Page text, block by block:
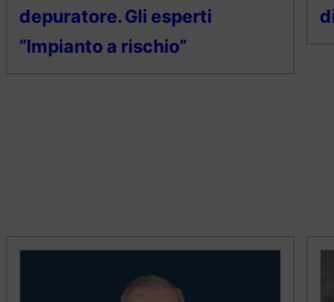
depuratore. Gli esperti
“Impianto a rischio”